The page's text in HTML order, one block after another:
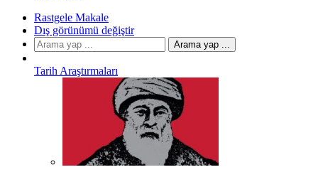
Rastgele Makale
Dış görünümü değiştir
Arama yap ...
Tarih Araştırmaları